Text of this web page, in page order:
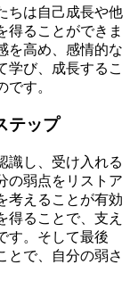
ちは自己成長や他
得ることができま
を高め、感情的な
学び、成長するこ
す。
テップ
識し、受け入れる
の弱点をリストア
考えることが有効
得ることで、支え
す。そして最後
とで、自分の弱さ